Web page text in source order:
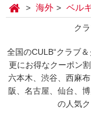
海外 ベル
ク
全国のCULB“クラブ
更にお得なクーポン
六本木、渋谷、西麻
阪、名古屋、仙台、
の人気